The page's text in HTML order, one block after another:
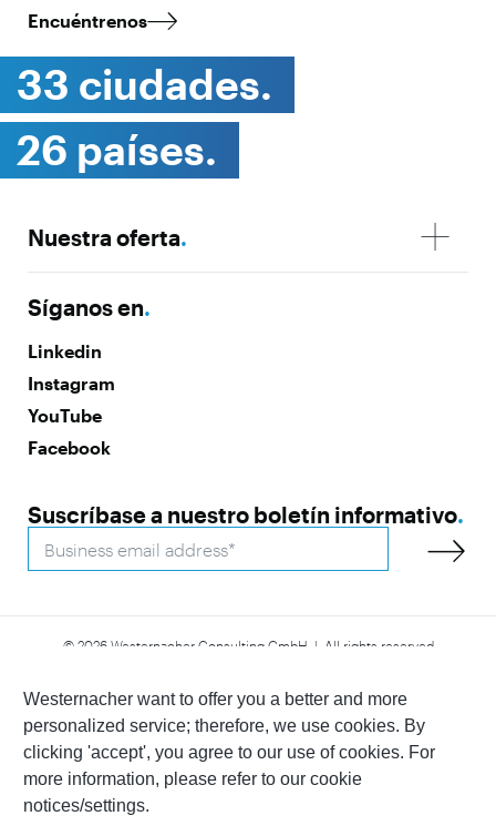
Westernacher want to offer you a better and more
personalized service; therefore, we use cookies. By
clicking 'accept', you agree to our use of cookies. For
more information, please refer to our cookie
notices/settings.
Encuéntrenos
33 ciudades.
26 países.
Nuestra oferta.
Síganos en.
Linkedin
Instagram
YouTube
Facebook
Suscríbase a nuestro boletín informativo.
© 2026 Westernacher Consulting GmbH | All rights reserved
Whistleblower